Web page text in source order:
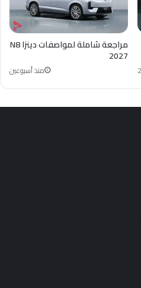
مراجعة شاملة لمواصفات دينزا N8
2027
منذ أسبوعين